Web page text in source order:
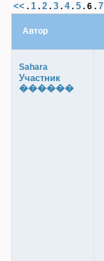
<< . 1 . 2 . 3 . 4. 5 . 6 . 7
Автор
Sahara
Участник
������